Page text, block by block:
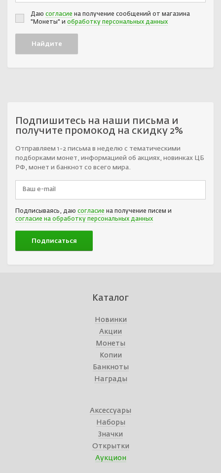
Даю согласие на получение сообщений от магазина
"Монеты" и обработку персональных данных
Подпишитесь на наши письма и
получите промокод на скидку 2%
Отправляем 1-2 письма в неделю с тематическими
подборками монет, информацией об акциях, новинках ЦБ
РФ, монет и банкнот со всего мира.
Подписываясь, даю согласие на получение писем и
согласие на обработку персональных данных
Каталог
Новинки
Акции
Монеты
Копии
Банкноты
Награды
Аксессуары
Наборы
Значки
Открытки
Аукцион